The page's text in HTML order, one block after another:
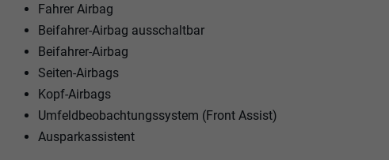
Fahrer Airbag
Beifahrer-Airbag ausschaltbar
Beifahrer-Airbag
Seiten-Airbags
Kopf-Airbags
Umfeldbeobachtungssystem (Front Assist)
Ausparkassistent